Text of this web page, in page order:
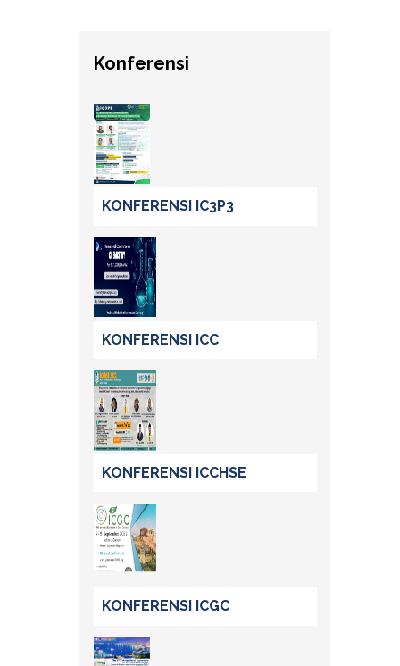
Konferensi
KONFERENSI IC3P3
KONFERENSI ICC
KONFERENSI ICCHSE
KONFERENSI ICGC